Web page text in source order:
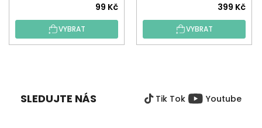
hodnocení
produktu
je
hvězdiček.
99 Kč
VYBRAT
399 Kč
VYBRAT
SLEDUJTE NÁS Tik Tok Youtube